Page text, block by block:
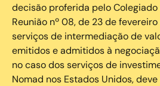
decisão proferida pelo
Reunião nº 08, de 23 de
serviços de intermediação de
emitidos e admitidos à
no caso dos serviços de
Nomad nos Estados Unidos,